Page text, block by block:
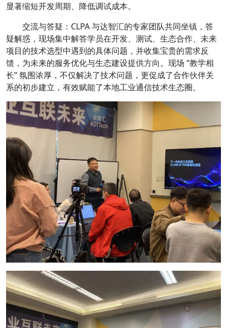
显著缩短开发周期、降低调试成本。
交流与答疑：CLPA 与达智汇的专家团队共同坐镇，答
疑解惑，现场集中解答学员在开发、测试、生态合作、未来
项目的技术选型中遇到的具体问题，并收集宝贵的需求反
馈，为未来的服务优化与生态建设提供方向。现场 “教学相
长” 氛围浓厚，不仅解决了技术问题，更促成了合作伙伴关
系的初步建立，有效赋能了本地工业通信技术生态圈。